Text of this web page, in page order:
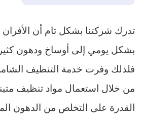
تدرك شركتنا بشكل تام أن الأفران
بشكل يومي إلى أوساخ ودهون
فلذلك وفرت خدمة التنظيف
من خلال استعمال مواد تنظيف
القدرة على التخلص من الدهون